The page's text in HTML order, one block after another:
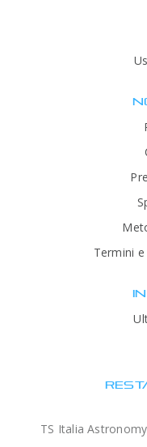
Termini
TS Italia